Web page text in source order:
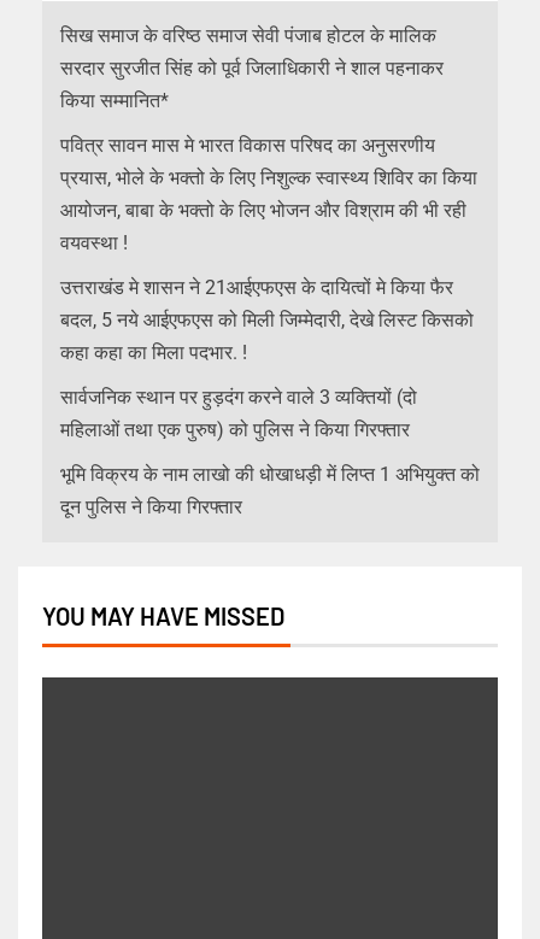
सिख समाज के वरिष्ठ समाज सेवी पंजाब होटल के मालिक
सरदार सुरजीत सिंह को पूर्व जिलाधिकारी ने शाल पहनाकर
किया सम्मानित*
पवित्र सावन मास मे भारत विकास परिषद का अनुसरणीय
प्रयास, भोले के भक्तो के लिए निशुल्क स्वास्थ्य शिविर का किया
आयोजन, बाबा के भक्तो के लिए भोजन और विश्राम की भी रही
वयवस्था !
उत्तराखंड मे शासन ने 21आईएफएस के दायित्वों मे किया फैर
बदल, 5 नये आईएफएस को मिली जिम्मेदारी, देखे लिस्ट किसको
कहा कहा का मिला पदभार. !
सार्वजनिक स्थान पर हुड़दंग करने वाले 3 व्यक्तियों (दो
महिलाओं तथा एक पुरुष) को पुलिस ने किया गिरफ्तार
भूमि विक्रय के नाम लाखो की धोखाधड़ी में लिप्त 1 अभियुक्त को
दून पुलिस ने किया गिरफ्तार
YOU MAY HAVE MISSED